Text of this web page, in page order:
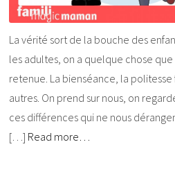
La vérité sort de la bouche des
les adultes, on a quelque chose que
retenue. La bienséance, la
autres. On prend sur nous, on
ces différences qui ne nous
[…] Read more…